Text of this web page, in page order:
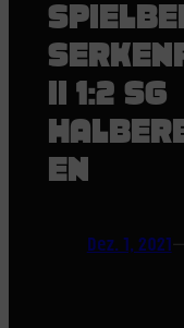
II 1:2 SG
EN
Dez. 1, 2021